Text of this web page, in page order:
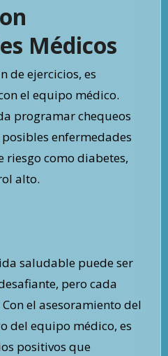
Médicos
de ejercicios, es
el equipo médico.
programar chequeos
enfermedades
riesgo como diabetes,
alto.
saludable puede ser
pero cada
el asesoramiento del
del equipo médico, es
positivos que